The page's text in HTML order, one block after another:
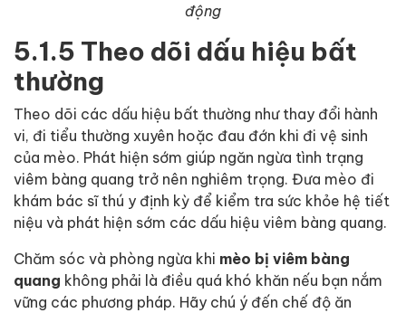
động
5.1.5 Theo dõi dấu hiệu bất
thường
Theo dõi các dấu hiệu bất thường như thay đổi hành
vi, đi tiểu thường xuyên hoặc đau đớn khi đi vệ sinh
của mèo. Phát hiện sớm giúp ngăn ngừa tình trạng
viêm bàng quang trở nên nghiêm trọng. Đưa mèo đi
khám bác sĩ thú y định kỳ để kiểm tra sức khỏe hệ tiết
niệu và phát hiện sớm các dấu hiệu viêm bàng quang.
Chăm sóc và phòng ngừa khi mèo bị viêm bàng
quang không phải là điều quá khó khăn nếu bạn nắm
vững các phương pháp. Hãy chú ý đến chế độ ăn